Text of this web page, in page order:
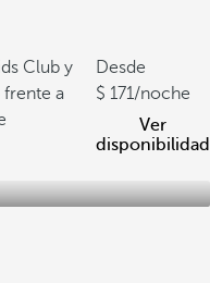
Club y
frente a
Desde
171/noche
Ver
disponibilidad